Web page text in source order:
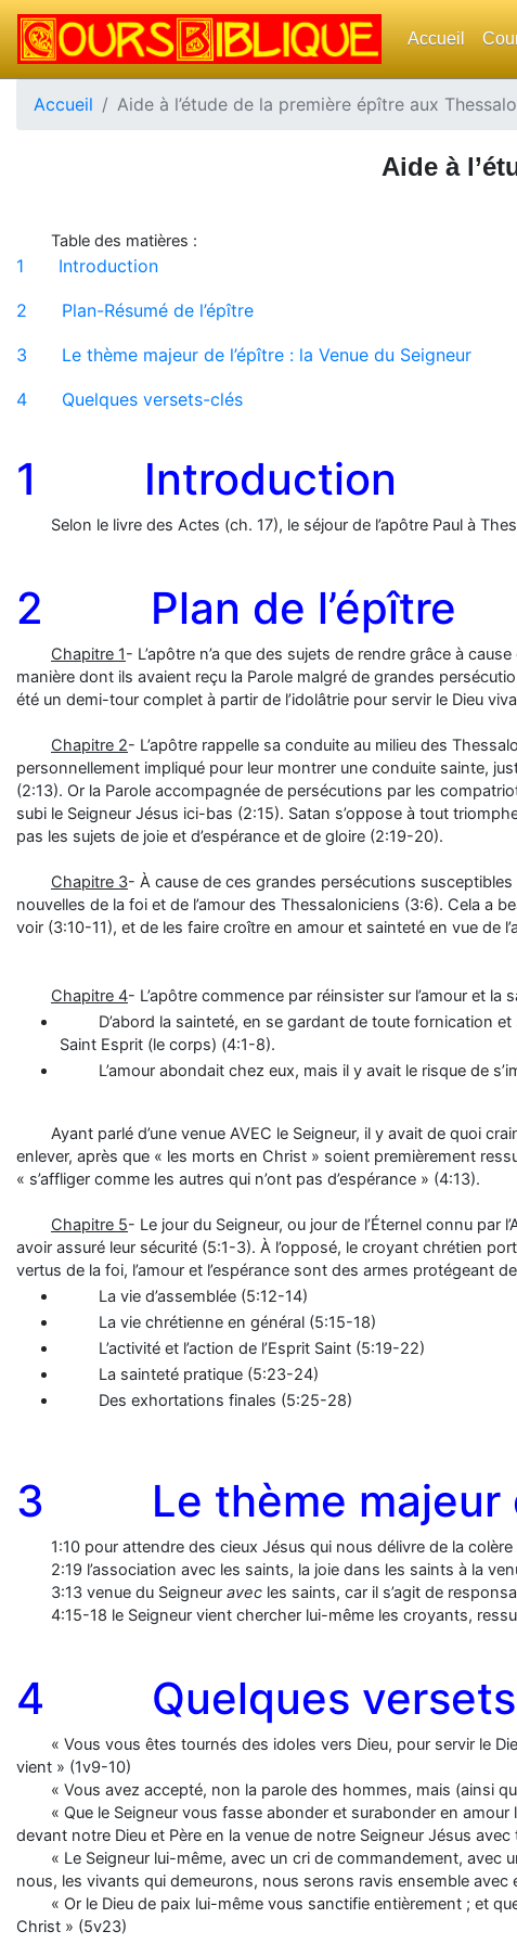
Accueil
Accueil Aide à l’étude de la première épître aux
Aide à
Table des matières :
1 Introduction
2 Plan-Résumé de l’épître
3 Le thème majeur de l’épître : la Venue du Seigneur
4 Quelques versets-clés
1 Introduction
Selon le livre des Actes (ch. 17), le séjour de l’apôtre Paul à
2 Plan de l’épître
Chapitre 1- L’apôtre n’a que des sujets de rendre grâce à
manière dont ils avaient reçu la Parole malgré de grandes
été un demi-tour complet à partir de l’idolâtrie pour servir le Dieu
Chapitre 2- L’apôtre rappelle sa conduite au milieu des
personnellement impliqué pour leur montrer une conduite sainte,
(2:13). Or la Parole accompagnée de persécutions par les
subi le Seigneur Jésus ici-bas (2:15). Satan s’oppose à tout
pas les sujets de joie et d’espérance et de gloire (2:19-20).
Chapitre 3- À cause de ces grandes persécutions susceptibles
nouvelles de la foi et de l’amour des Thessaloniciens (3:6). Cela a
voir (3:10-11), et de les faire croître en amour et sainteté en vue de
Chapitre 4- L’apôtre commence par réinsister sur l’amour et la
D’abord la sainteté, en se gardant de toute fornication et
Saint Esprit (le corps) (4:1-8).
L’amour abondait chez eux, mais il y avait le risque de
Ayant parlé d’une venue AVEC le Seigneur, il y avait de quoi
enlever, après que « les morts en Christ » soient premièrement
« s’affliger comme les autres qui n’ont pas d’espérance » (4:13).
Chapitre 5- Le jour du Seigneur, ou jour de l’Éternel connu
avoir assuré leur sécurité (5:1-3). À l’opposé, le croyant chrétien
vertus de la foi, l’amour et l’espérance sont des armes protégeant
La vie d’assemblée (5:12-14)
La vie chrétienne en général (5:15-18)
L’activité et l’action de l’Esprit Saint (5:19-22)
La sainteté pratique (5:23-24)
Des exhortations finales (5:25-28)
3 Le thème majeur
1:10 pour attendre des cieux Jésus qui nous délivre de la
2:19 l’association avec les saints, la joie dans les saints à la
3:13 venue du Seigneur avec les saints, car il s’agit de
4:15-18 le Seigneur vient chercher lui-même les croyants,
4 Quelques
« Vous vous êtes tournés des idoles vers Dieu, pour servir le
vient » (1v9-10)
« Vous avez accepté, non la parole des hommes, mais (ainsi
« Que le Seigneur vous fasse abonder et surabonder en
devant notre Dieu et Père en la venue de notre Seigneur Jésus
« Le Seigneur lui-même, avec un cri de commandement, avec
nous, les vivants qui demeurons, nous serons ravis ensemble avec
« Or le Dieu de paix lui-même vous sanctifie entièrement ; et
Christ » (5v23)